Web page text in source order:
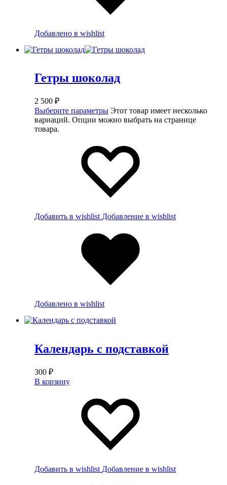
Добавлено в wishlist
Гетры шоколад
2 500 ₽
Выберите параметры Этот товар имеет несколько
вариаций. Опции можно выбрать на странице
товара.
Добавить в wishlist Добавление в wishlist
Добавлено в wishlist
Календарь с подставкой
300 ₽
В корзину
Добавить в wishlist Добавление в wishlist